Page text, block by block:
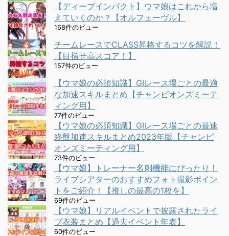
【ディープインパクト】ウマ娘はこれから増
えていくのか？【オルフェーヴル】
168件のビュー
チームレースでCLASS昇格するコツを解説！
【目指せ高スコア！】
157件のビュー
【ウマ娘の必須知識】GⅠレース場ごとの最適
な加速スキルまとめ【チャンピオンズミーテ
ィング用】
77件のビュー
【ウマ娘の必須知識】GⅠレース場ごとの最速
終盤加速スキルまとめ2023年版【チャンピ
オンズミーティング用】
73件のビュー
【ウマ娘】トレーナー名刺機能にぴったり！
ライブシアターのおすすめフォト撮影ポイン
トをご紹介！【推しの最高の1枚を】
69件のビュー
【ウマ娘】リアルイベントで披露されたライ
ブ衣装まとめ【過去イベント年表】
60件のビュー